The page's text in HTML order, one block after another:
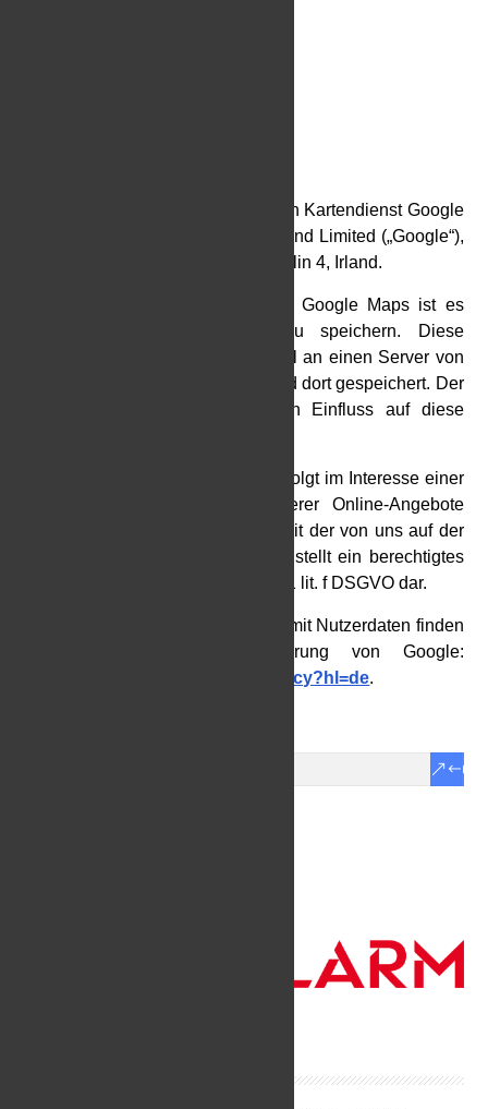
Diese Seite nutzt über eine API den Kartendienst Google
Maps. Anbieter ist die Google Ireland Limited („Google“),
Gordon House, Barrow Street, Dublin 4, Irland.
Zur Nutzung der Funktionen von Google Maps ist es
notwendig, Ihre IP Adresse zu speichern. Diese
Informationen werden in der Regel an einen Server von
Google in den USA übertragen und dort gespeichert. Der
Anbieter dieser Seite hat keinen Einfluss auf diese
Die Nutzung von Google Maps erfolgt im Interesse einer
ansprechenden Darstellung unserer Online-Angebote
und an einer leichten Auffindbarkeit der von uns auf der
Website angegebenen Orte. Dies stellt ein berechtigtes
Interesse im Sinne von Art. 6 Abs. 1 lit. f DSGVO dar.
Mehr Informationen zum Umgang mit Nutzerdaten finden
Sie in der Datenschutzerklärung von Google:
https://policies.google.com/privacy?hl=de.